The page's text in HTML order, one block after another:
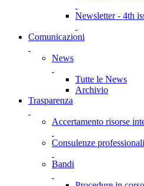
Newsletter - 4th
Comunicazioni
News
Tutte le News
Archivio
Trasparenza
Accertamento risorse
Consulenze professionali
Bandi